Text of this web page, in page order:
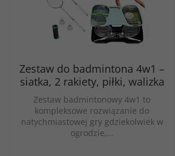
Zestaw do badmintona 4w1 –
siatka, 2 rakiety, piłki, walizka
Zestaw badmintonowy 4w1 to
kompleksowe rozwiązanie do
natychmiastowej gry gdziekolwiek w
ogrodzie,…